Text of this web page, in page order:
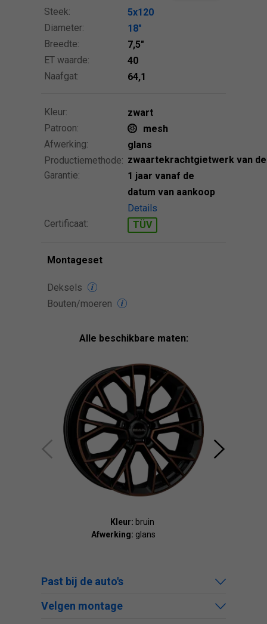
Steek:
5x120
Diameter:
18″
Breedte:
7,5″
ET waarde:
40
Naafgat:
64,1
Kleur:
zwart
Patroon:
mesh
Afwerking:
glans
Productiemethode: zwaartekrachtgietwerk van
Garantie:
1 jaar vanaf de
datum van aankoop
Details
Certificaat:
TÜV
Montageset
Deksels
Bouten/moeren
Alle beschikbare maten:
Kleur: bruin
Afwerking: glans
Past bij de auto's
Velgen montage